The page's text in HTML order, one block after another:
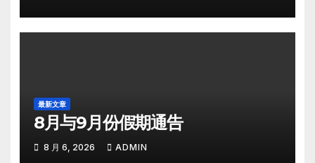
最新文章
8月与9月份假期通告
8 月 6, 2026 ADMIN